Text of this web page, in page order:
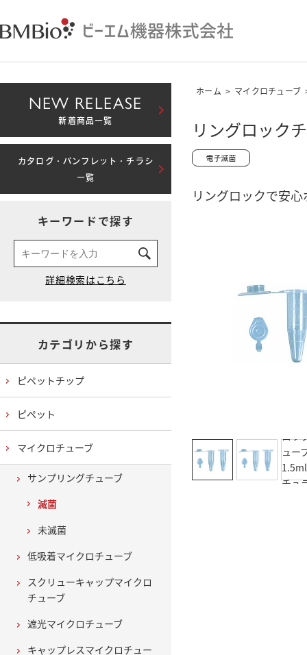
ホーム > マイクロチューブ
リングロック
リングロックで安
NEW RELEASE
新着商品一覧
カタログ・パンフレット・チラシ
一覧
キーワードで探す
カテゴリから探す
ピペットチップ
ピペット
マイクロチューブ
サンプリングチューブ
滅菌
未滅菌
低吸着マイクロチューブ
スクリューキャップマイクロ
チューブ
遮光マイクロチューブ
キャップレスマイクロチュー